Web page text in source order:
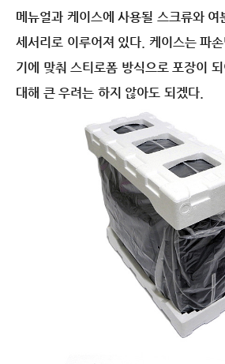
메뉴얼과 케이스에 사용될 스크류와 여
세서리로 이루어져 있다. 케이스는 파
기에 맞춰 스티로폼 방식으로 포장이
대해 큰 우려는 하지 않아도 되겠다.